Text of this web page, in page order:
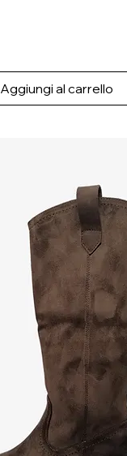
Aggiungi al carrello